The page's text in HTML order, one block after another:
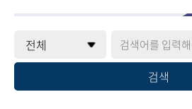
검색